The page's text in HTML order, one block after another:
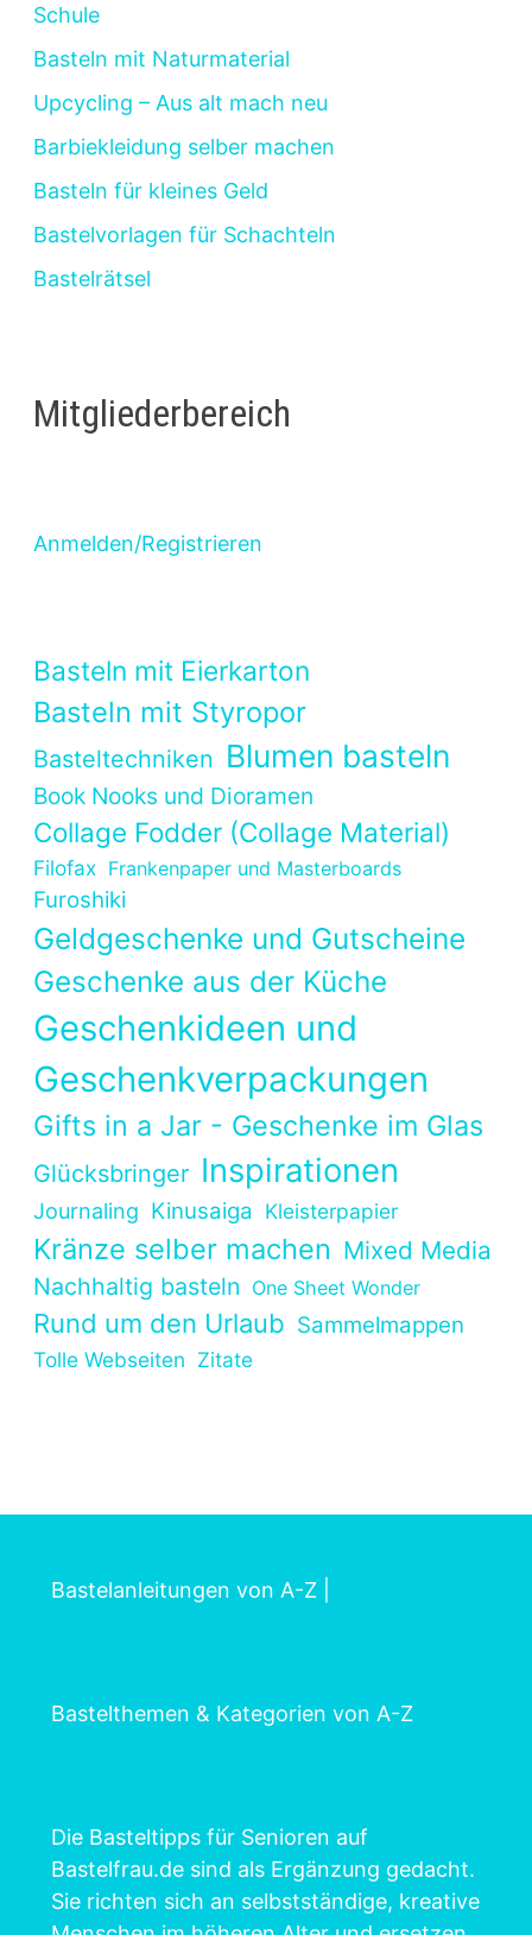
Schule
Basteln mit Naturmaterial
Upcycling – Aus alt mach neu
Barbiekleidung selber machen
Basteln für kleines Geld
Bastelvorlagen für Schachteln
Bastelrätsel
Mitgliederbereich
Anmelden/Registrieren
Basteln mit Eierkarton
Basteln mit Styropor
Basteltechniken Blumen basteln
Book Nooks und Dioramen
Collage Fodder (Collage Material)
Filofax Frankenpaper und Masterboards
Furoshiki
Geldgeschenke und Gutscheine
Geschenke aus der Küche
Geschenkideen und
Geschenkverpackungen
Gifts in a Jar - Geschenke im Glas
Glücksbringer Inspirationen
Journaling Kinusaiga Kleisterpapier
Kränze selber machen Mixed Media
Nachhaltig basteln One Sheet Wonder
Rund um den Urlaub Sammelmappen
Tolle Webseiten Zitate
Bastelanleitungen von A-Z
Bastelthemen & Kategorien von A-Z
Die Basteltipps für Senioren auf
Bastelfrau.de sind als Ergänzung gedacht.
Sie richten sich an selbstständige, kreative